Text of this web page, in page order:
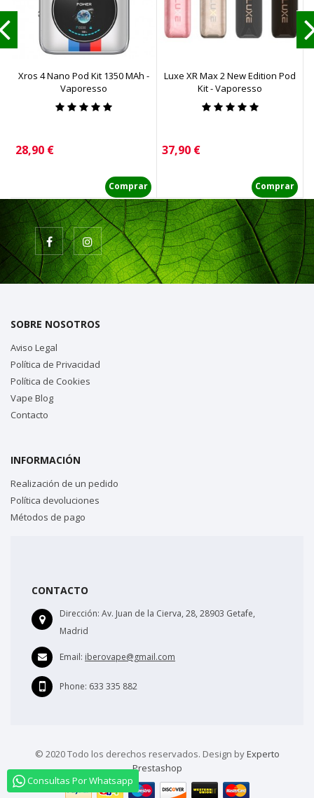
Consultas Por Whatsapp
Xros 4 Nano Pod Kit 1350 MAh -
Vaporesso
Precio
28,90 €
Comprar
Luxe XR Max 2 New Edition Pod
Kit - Vaporesso
Precio
37,90 €
Comprar
SOBRE NOSOTROS
Aviso Legal
Política de Privacidad
Política de Cookies
Vape Blog
Contacto
INFORMACIÓN
Realización de un pedido
Política devoluciones
Métodos de pago
CONTACTO
Dirección: Av. Juan de la Cierva, 28, 28903 Getafe,
Madrid
Email: iberovape@gmail.com
Phone: 633 335 882
© 2020 Todo los derechos reservados. Design byExperto
Prestashop